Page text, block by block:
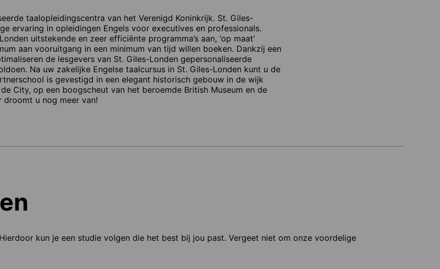
taalopleidingscentra van het Verenigd Koninkrijk. St. Giles-
ervaring in opleidingen Engels voor executives en professionals.
uitstekende en zeer efficiënte programma’s aan, ‘op maat’
aan vooruitgang in een minimum van tijd willen boeken. Dankzij een
de lesgevers van St. Giles-Londen gepersonaliseerde
Na uw zakelijke Engelse taalcursus in St. Giles-Londen kunt u de
is gevestigd in een elegant historisch gebouw in de wijk
City, op een boogscheut van het beroemde British Museum en de
droomt u nog meer van!
kun je een studie volgen die het best bij jou past. Vergeet niet om onze voordelige